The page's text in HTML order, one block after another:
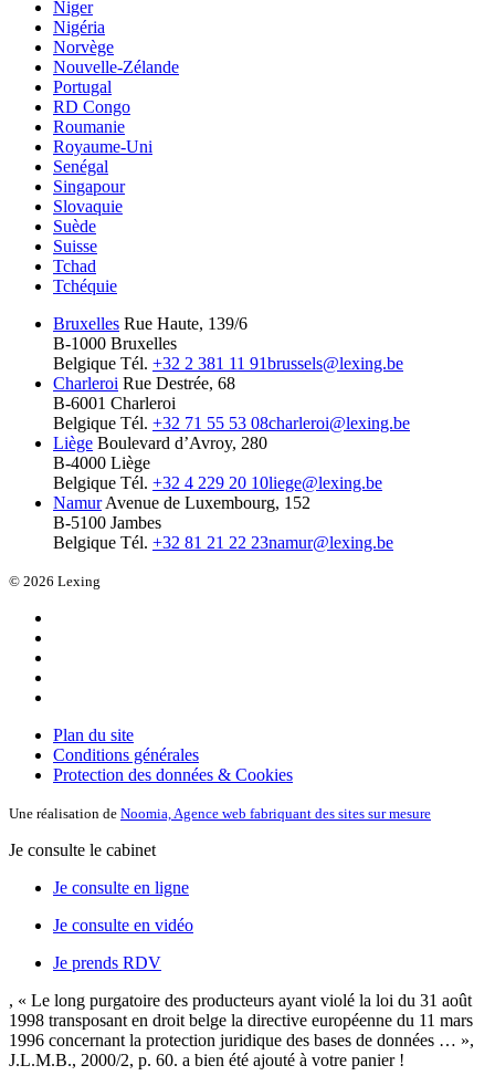
Niger
Nigéria
Norvège
Nouvelle-Zélande
Portugal
RD Congo
Roumanie
Royaume-Uni
Senégal
Singapour
Slovaquie
Suède
Suisse
Tchad
Tchéquie
Bruxelles Rue Haute, 139/6
B-1000 Bruxelles
Belgique Tél. +32 2 381 11 91brussels@lexing.be
Charleroi Rue Destrée, 68
B-6001 Charleroi
Belgique Tél. +32 71 55 53 08charleroi@lexing.be
Liège Boulevard d’Avroy, 280
B-4000 Liège
Belgique Tél. +32 4 229 20 10liege@lexing.be
Namur Avenue de Luxembourg, 152
B-5100 Jambes
Belgique Tél. +32 81 21 22 23namur@lexing.be
© 2026 Lexing
Plan du site
Conditions générales
Protection des données & Cookies
Une réalisation de Noomia, Agence web fabriquant des sites sur mesure
Je consulte le cabinet
Je consulte en ligne
Je consulte en vidéo
Je prends RDV
, « Le long purgatoire des producteurs ayant violé la loi du 31 août
1998 transposant en droit belge la directive européenne du 11 mars
1996 concernant la protection juridique des bases de données … »,
J.L.M.B., 2000/2, p. 60. a bien été ajouté à votre panier !